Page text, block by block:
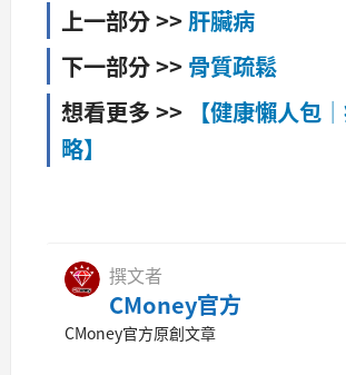
上一部分 >>肝臟病
下一部分 >> 骨質疏鬆
想看更多 >> 【健康懶人包
略】
撰文者
CMoney官方
CMoney官方原創文章